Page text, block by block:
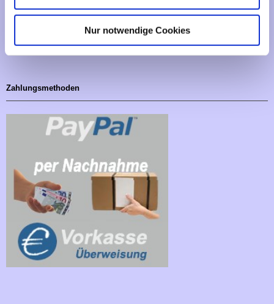
Nur notwendige Cookies
Zahlungsmethoden